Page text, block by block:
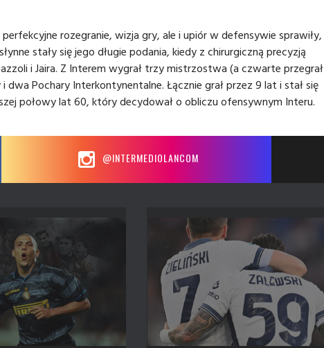
rozegranie, wizja gry, ale i upiór w defensywie sprawiły,
stały się jego długie podania, kiedy z chirurgiczną precyzją
i Jaira. Z Interem wygrał trzy mistrzostwa (a czwarte przegrał
Pochary Interkontynentalne. Łącznie grał przez 9 lat i stał się
połowy lat 60, który decydował o obliczu ofensywnym Interu.
@INTERMEDIOLANCOM